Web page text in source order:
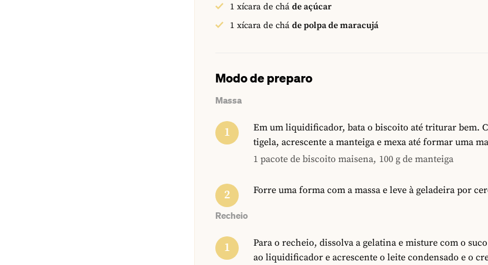
1 xícara de chá de açúcar
1 xícara de chá de polpa de maracujá
Modo de preparo
Massa
Em um liquidificador, bata o biscoito até triturar bem.
tigela, acrescente a manteiga e mexa até formar uma
1 pacote de biscoito maisena, 100 g de manteiga
Forre uma forma com a massa e leve à geladeira por
Recheio
Para o recheio, dissolva a gelatina e misture com o
ao liquidificador e acrescente o leite condensado e o